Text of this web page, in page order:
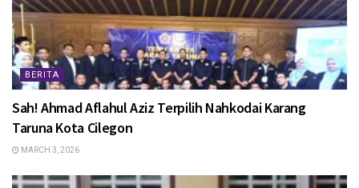
BERITA
Sah! Ahmad Aflahul Aziz Terpilih Nahkodai Karang
Taruna Kota Cilegon
MARCH 3, 2026